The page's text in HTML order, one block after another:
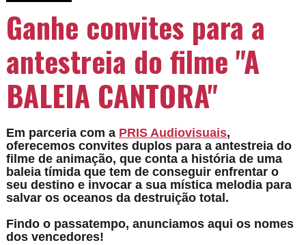
Ganhe convites para a
antestreia do filme "A
BALEIA CANTORA"
Em parceria com a PRIS Audiovisuais,
oferecemos convites duplos para a antestreia do
filme de animação, que conta a história de uma
baleia tímida que tem de conseguir enfrentar o
seu destino e invocar a sua mística melodia para
salvar os oceanos da destruição total.
Findo o passatempo, anunciamos aqui os nomes
dos vencedores!